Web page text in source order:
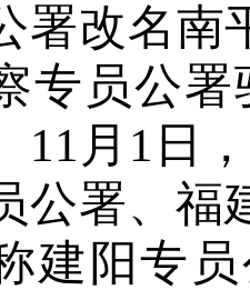
署改名南
专员公
11月1日
公署、福
建阳专